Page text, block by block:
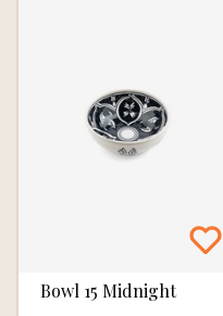
Bowl 15 Midnight